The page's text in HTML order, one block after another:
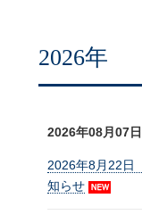
2026年
2026年08月07日
2026年8月22日
知らせ